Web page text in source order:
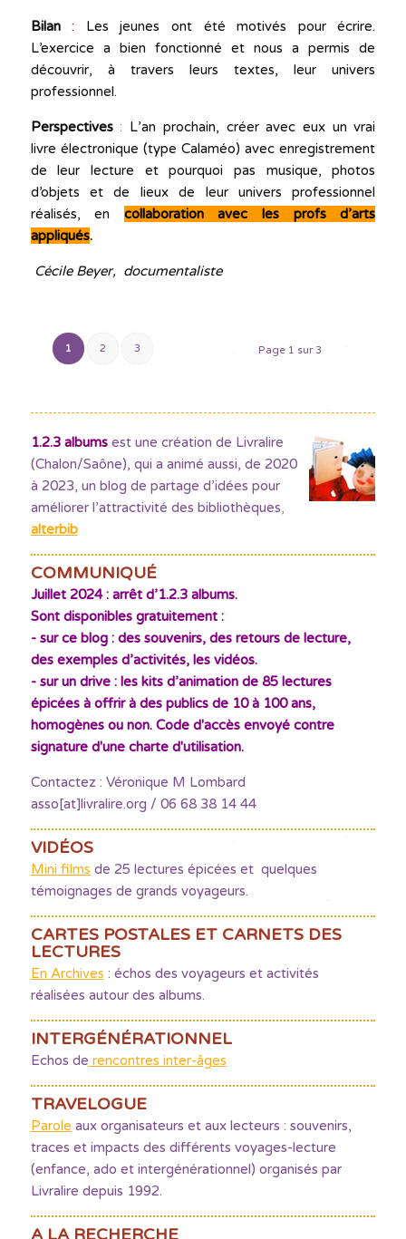
Bilan: Les jeunes ont été motivés pour écrire.
L’exercice a bien fonctionné et nous a permis de
découvrir, à travers leurs textes, leur univers
professionnel.
Perspectives: L’an prochain, créer avec eux un vrai
livre électronique (type Calaméo) avec enregistrement
de leur lecture et pourquoi pas musique, photos
d’objets et de lieux de leur univers professionnel
réalisés, en collaboration avec les profs d’arts
appliqués.
Cécile Beyer, documentaliste
Page 1 sur 3
1 2 3
1.2.3 albumsest une création de Livralire
(Chalon/Saône), qui a animé aussi, de 2020
à 2023, un blog de partage d’idées pour
améliorer l’attractivité des bibliothèques
alterbib
COMMUNIQUÉ
Juillet 2024 : arrêt d’1.2.3 albums.
Sont disponibles gratuitement :
- sur ce blog : des souvenirs, des retours de lecture,
des exemples d’activités, les vidéos.
- sur un drive : les kits d’animation de 85 lectures
épicées à offrir à des publics de 10 à 100 ans,
homogènes ou non. Code d'accès envoyé contre
signature d'une charte d'utilisation.
Contactez : Véronique M Lombard
asso[at]livralire.org / 06 68 38 14 44
VIDÉOS
Mini films de 25 lectures épicées et quelques
témoignages de grands voyageurs.
CARTES POSTALES ET CARNETS DES
LECTURES
En Archives : échos des voyageurs et activités
réalisées autour des albums.
INTERGÉNÉRATIONNEL
Echos de rencontres inter-âges
TRAVELOGUE
Parole aux organisateurs et aux lecteurs : souvenirs,
traces et impacts des différents voyages-lecture
(enfance, ado et intergénérationnel) organisés par
Livralire depuis 1992.
A LA RECHERCHE